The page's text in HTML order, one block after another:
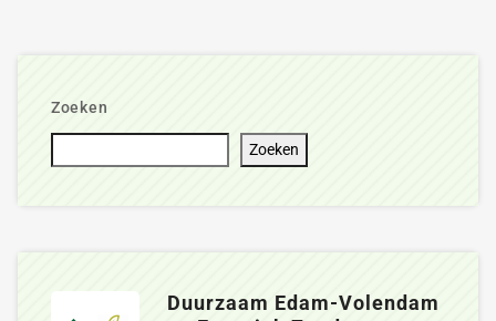
Zoeken
Zoeken
Duurzaam Edam-Volendam